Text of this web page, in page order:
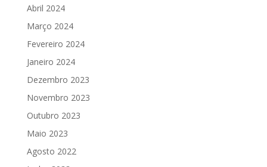
Abril 2024
Março 2024
Fevereiro 2024
Janeiro 2024
Dezembro 2023
Novembro 2023
Outubro 2023
Maio 2023
Agosto 2022